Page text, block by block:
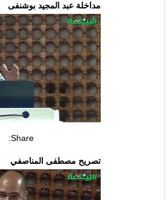
مداخلة عبد المجيد بوشنفى
Share:
تصريح مصطفى المناصفي